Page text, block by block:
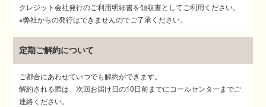
クレジット会社発行のご利用明細書を領収書としてご利用ください。
※弊社からの発行はできませんのでご了承ください。
定期ご解約について
ご都合にあわせていつでも解約ができます。
解約される際は、次回お届け日の10日前までにコールセンターまでご
連絡ください。